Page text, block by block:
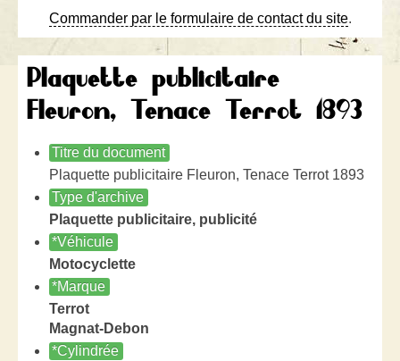
Commander par le formulaire de contact du site.
Plaquette publicitaire
Fleuron, Tenace Terrot 1893
Titre du document
Plaquette publicitaire Fleuron, Tenace Terrot 1893
Type d'archive
Plaquette publicitaire, publicité
*Véhicule
Motocyclette
*Marque
Terrot
Magnat-Debon
*Cylindrée